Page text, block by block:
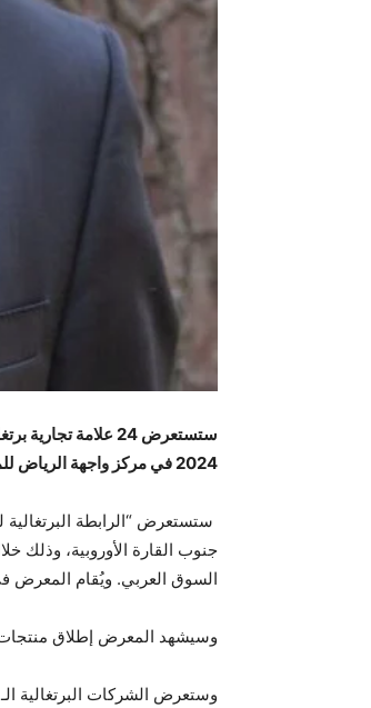
2024 في مركز واجهة الرياض للمعارض والمؤتمرات.
السوق العربي. ويُقام المعرض في مركز
وسيشهد المعرض إطلاق منتجات